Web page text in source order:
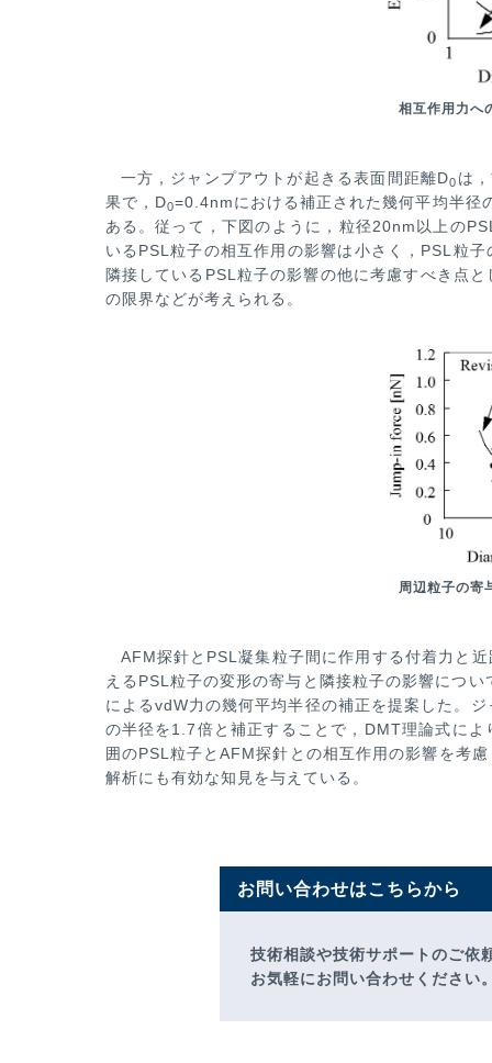
相互作用力へ
一方，ジャンプアウトが起きる表面間距離D0 は
果で，D0=0.4nmにおける補正された幾何平均半径
ある。従って，下図の ように，粒径20nm以上の
いるPSL粒子の相互作用の影響は小さく，PSL粒
隣接しているPSL粒子の影響の他に考慮すべき点と
の限界などが考えら れる。
周辺粒子の寄
AFM探針とPSL凝集粒子間に作用する付着力と
えるPSL粒子の変形の寄与と隣接粒子の影響につい
によるvdW力の幾何平均半径の補正を提案した。
の半径を1.7倍と補正することで，DMT理論式に
囲のPSL粒子とAFM探針との相互作用の影響を考
解析にも有効な知見を与えている。
お問い合わせはこちらから
技術相談や技術サポートのご依
お気軽にお問い合わせください